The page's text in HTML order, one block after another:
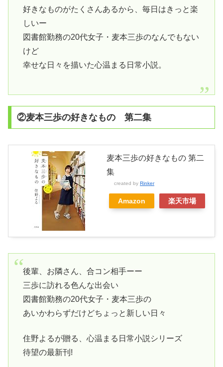
好きなものがたくさんあるから、毎日はきっと楽
しいー
図書館勤務の20代女子・麦本三歩のなんでもない
けど
幸せな日々を描いた心温まる日常小説。
②麦本三歩の好きなもの 第二集
麦本三歩の好きなもの 第二
集
created by Rinker
Amazon 楽天市場
後輩、お隣さん、合コン相手ーー
三歩に訪れる色んな出会い
図書館勤務の20代女子・麦本三歩の
あいかわらずだけどちょっと新しい日々
住野よるが贈る、心温まる日常小説シリーズ
待望の最新刊!